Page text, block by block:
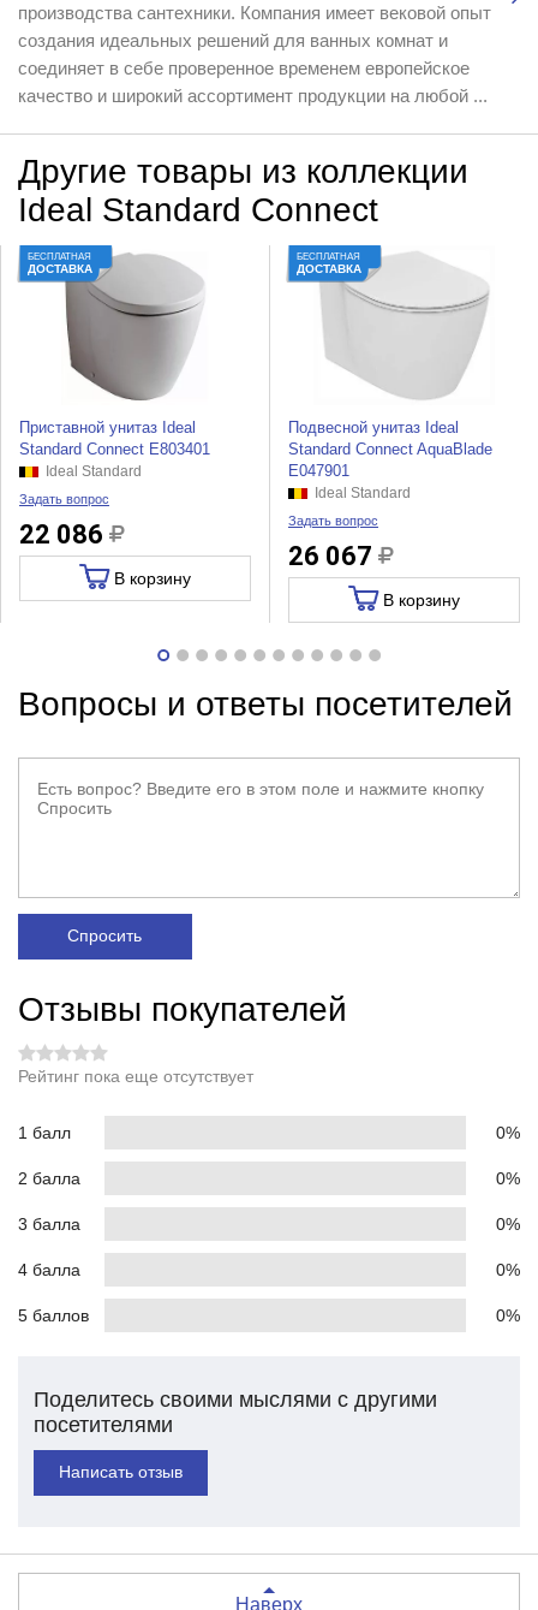
производства сантехники. Компания имеет вековой опыт
создания идеальных решений для ванных комнат и
соединяет в себе проверенное временем европейское
качество и широкий ассортимент продукции на любой ...
Другие товары из коллекции
Ideal Standard Connect
БЕСПЛАТНАЯ
ДОСТАВКА
Приставной унитаз Ideal
Standard Connect E803401
Ideal Standard
Задать вопрос
22 086
В корзину
БЕСПЛАТНАЯ
ДОСТАВКА
Подвесной унитаз Ideal
Standard Connect AquaBlade
E047901
Ideal Standard
Задать вопрос
26 067
В корзину
Вопросы и ответы посетителей
Спросить
Отзывы покупателей
Рейтинг пока еще отсутствует
1 балл 0%
2 балла 0%
3 балла 0%
4 балла 0%
5 баллов 0%
Поделитесь своими мыслями с другими
посетителями
Написать отзыв
Наверх